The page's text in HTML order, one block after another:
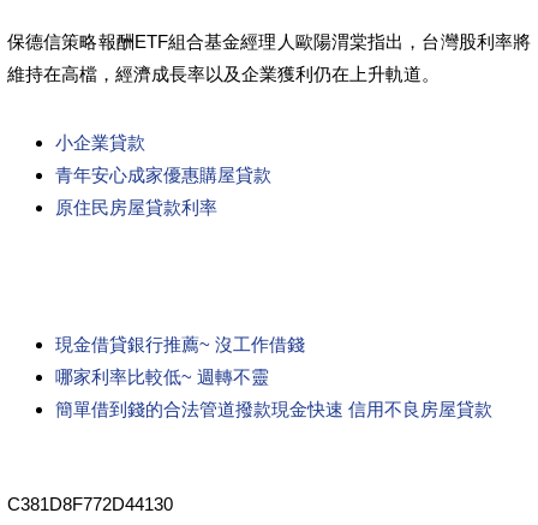
保德信策略報酬ETF組合基金經理人歐陽渭棠指出，台灣股利率將
維持在高檔，經濟成長率以及企業獲利仍在上升軌道。
小企業貸款
青年安心成家優惠購屋貸款
原住民房屋貸款利率
現金借貸銀行推薦~ 沒工作借錢
哪家利率比較低~ 週轉不靈
簡單借到錢的合法管道撥款現金快速 信用不良房屋貸款
C381D8F772D44130